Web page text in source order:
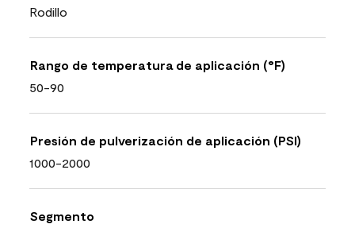
Rodillo
Rango de temperatura de aplicación (°F)
50-90
Presión de pulverización de aplicación (PSI)
1000-2000
Segmento